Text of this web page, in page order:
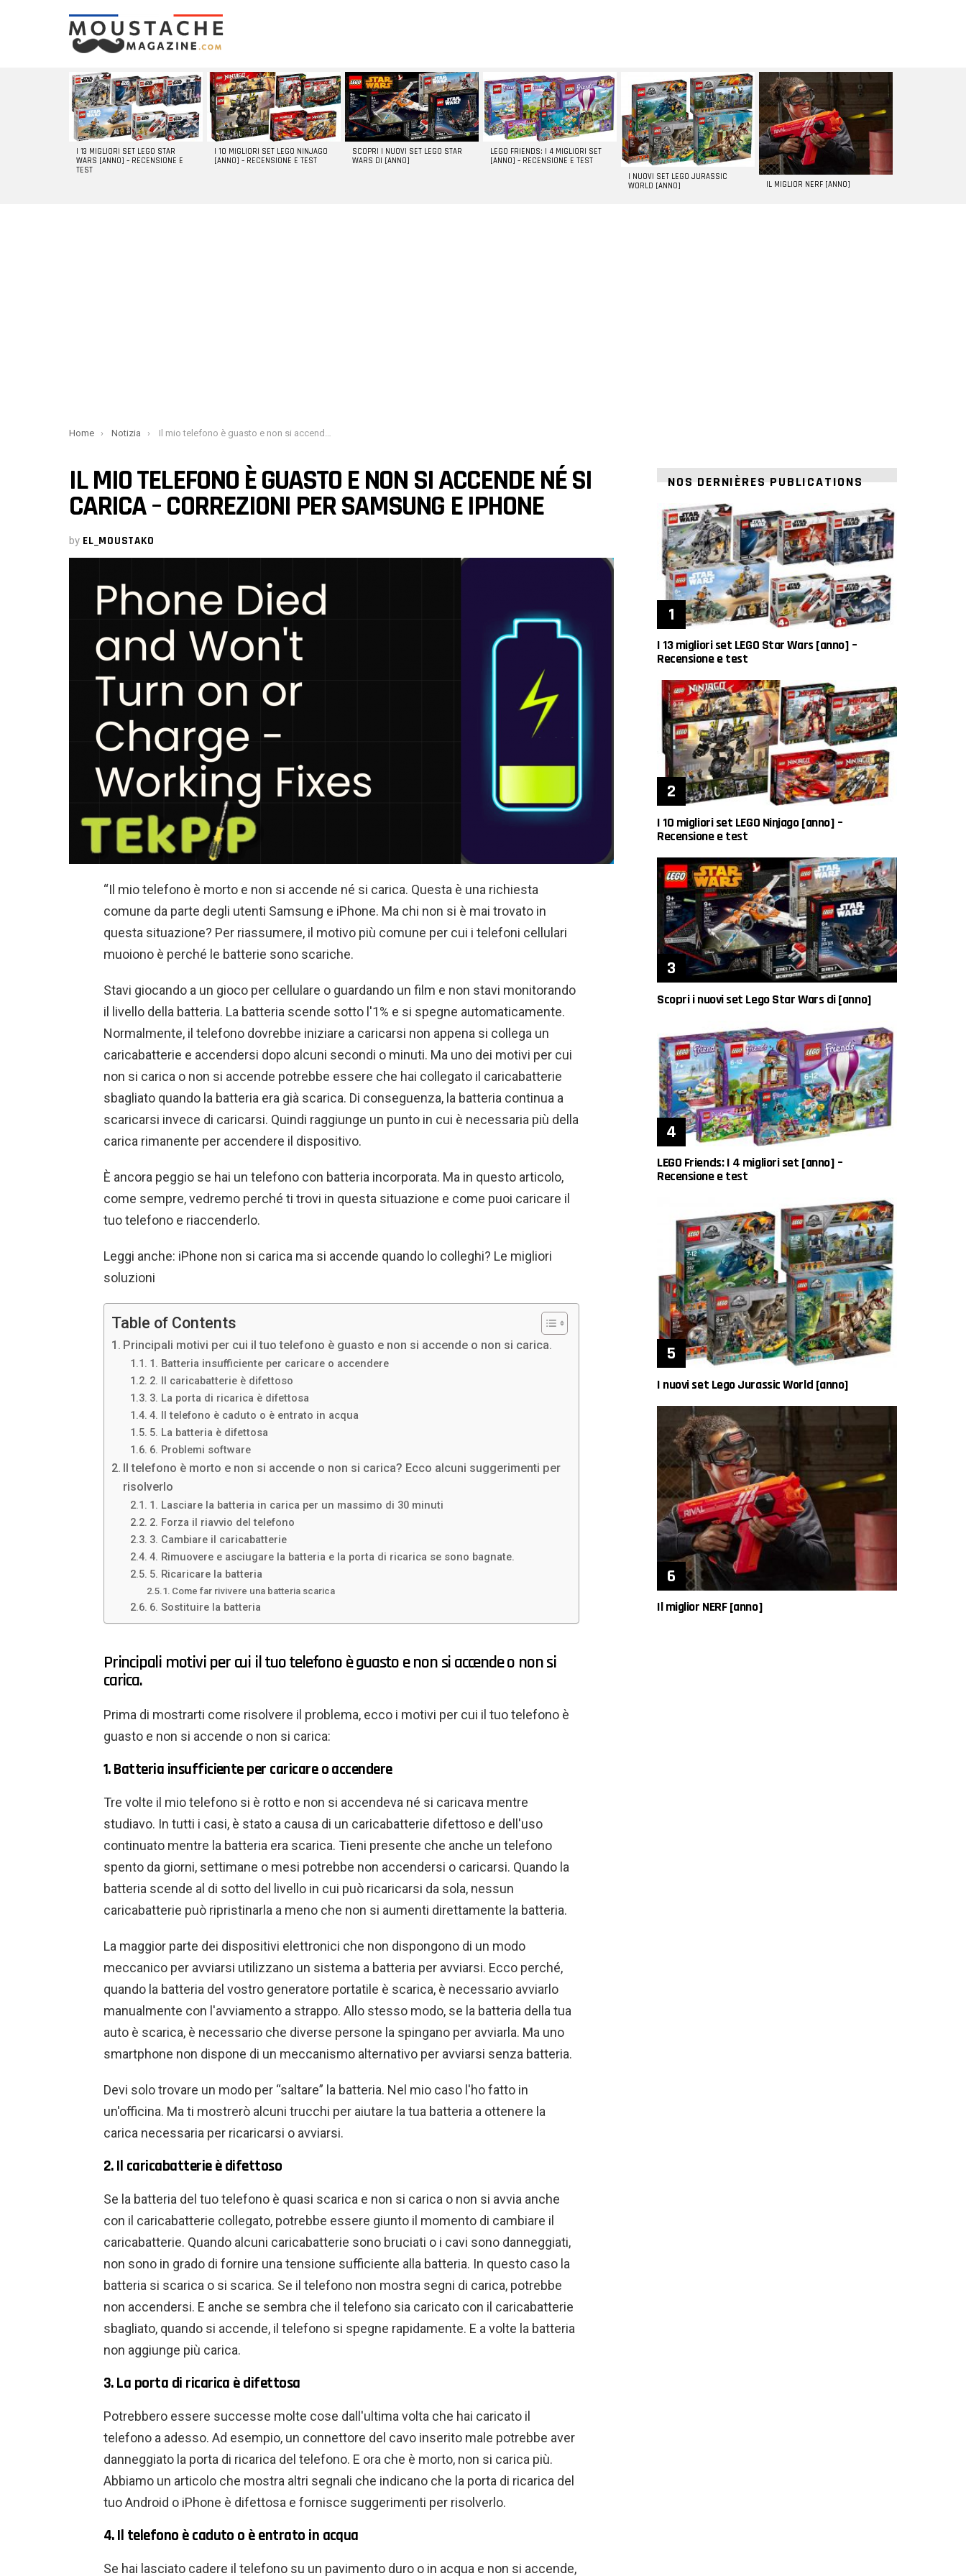
LATEST
STORIES
I 13 MIGLIORI SET LEGO STAR
WARS [ANNO] – RECENSIONE E
TEST
I 10 MIGLIORI SET LEGO NINJAGO
[ANNO] – RECENSIONE E TEST
SCOPRI I NUOVI SET LEGO STAR
WARS DI [ANNO]
LEGO FRIENDS: I 4 MIGLIORI SET
[ANNO] – RECENSIONE E TEST
I NUOVI SET LEGO JURASSIC
WORLD [ANNO]
IL MIGLIOR NERF [ANNO]
You are here:
Home Notizia Il mio telefono è guasto e non si accende né si carica – Correzioni per Samsung e iPhone
IL MIO TELEFONO È GUASTO E NON SI ACCENDE NÉ SI
CARICA – CORREZIONI PER SAMSUNG E IPHONE
by EL_MOUSTAKO
“Il mio telefono è morto e non si accende né si carica. Questa è una richiesta
comune da parte degli utenti Samsung e iPhone. Ma chi non si è mai trovato in
questa situazione? Per riassumere, il motivo più comune per cui i telefoni cellulari
muoiono è perché le batterie sono scariche.
Stavi giocando a un gioco per cellulare o guardando un film e non stavi monitorando
il livello della batteria. La batteria scende sotto l'1% e si spegne automaticamente.
Normalmente, il telefono dovrebbe iniziare a caricarsi non appena si collega un
caricabatterie e accendersi dopo alcuni secondi o minuti. Ma uno dei motivi per cui
non si carica o non si accende potrebbe essere che hai collegato il caricabatterie
sbagliato quando la batteria era già scarica. Di conseguenza, la batteria continua a
scaricarsi invece di caricarsi. Quindi raggiunge un punto in cui è necessaria più della
carica rimanente per accendere il dispositivo.
È ancora peggio se hai un telefono con batteria incorporata. Ma in questo articolo,
come sempre, vedremo perché ti trovi in ​​questa situazione e come puoi caricare il
tuo telefono e riaccenderlo.
Leggi anche: iPhone non si carica ma si accende quando lo colleghi? Le migliori
soluzioni
Table of Contents
Principali motivi per cui il tuo telefono è guasto e non si accende o non si carica.
1. Batteria insufficiente per caricare o accendere
2. Il caricabatterie è difettoso
3. La porta di ricarica è difettosa
4. Il telefono è caduto o è entrato in acqua
5. La batteria è difettosa
6. Problemi software
Il telefono è morto e non si accende o non si carica? Ecco alcuni suggerimenti per
risolverlo
1. Lasciare la batteria in carica per un massimo di 30 minuti
2. Forza il riavvio del telefono
3. Cambiare il caricabatterie
4. Rimuovere e asciugare la batteria e la porta di ricarica se sono bagnate.
5. Ricaricare la batteria
Come far rivivere una batteria scarica
6. Sostituire la batteria
Principali motivi per cui il tuo telefono è guasto e non si accende o non si
carica.
Prima di mostrarti come risolvere il problema, ecco i motivi per cui il tuo telefono è
guasto e non si accende o non si carica:
1. Batteria insufficiente per caricare o accendere
Tre volte il mio telefono si è rotto e non si accendeva né si caricava mentre
studiavo. In tutti i casi, è stato a causa di un caricabatterie difettoso e dell'uso
continuato mentre la batteria era scarica. Tieni presente che anche un telefono
spento da giorni, settimane o mesi potrebbe non accendersi o caricarsi. Quando la
batteria scende al di sotto del livello in cui può ricaricarsi da sola, nessun
caricabatterie può ripristinarla a meno che non si aumenti direttamente la batteria.
La maggior parte dei dispositivi elettronici che non dispongono di un modo
meccanico per avviarsi utilizzano un sistema a batteria per avviarsi. Ecco perché,
quando la batteria del vostro generatore portatile è scarica, è necessario avviarlo
manualmente con l'avviamento a strappo. Allo stesso modo, se la batteria della tua
auto è scarica, è necessario che diverse persone la spingano per avviarla. Ma uno
smartphone non dispone di un meccanismo alternativo per avviarsi senza batteria.
Devi solo trovare un modo per “saltare” la batteria. Nel mio caso l'ho fatto in
un'officina. Ma ti mostrerò alcuni trucchi per aiutare la tua batteria a ottenere la
carica necessaria per ricaricarsi o avviarsi.
2. Il caricabatterie è difettoso
Se la batteria del tuo telefono è quasi scarica e non si carica o non si avvia anche
con il caricabatterie collegato, potrebbe essere giunto il momento di cambiare il
caricabatterie. Quando alcuni caricabatterie sono bruciati o i cavi sono danneggiati,
non sono in grado di fornire una tensione sufficiente alla batteria. In questo caso la
batteria si scarica o si scarica. Se il telefono non mostra segni di carica, potrebbe
non accendersi. E anche se sembra che il telefono sia caricato con il caricabatterie
sbagliato, quando si accende, il telefono si spegne rapidamente. E a volte la batteria
non aggiunge più carica.
3. La porta di ricarica è difettosa
Potrebbero essere successe molte cose dall'ultima volta che hai caricato il
telefono a adesso. Ad esempio, un connettore del cavo inserito male potrebbe aver
danneggiato la porta di ricarica del telefono. E ora che è morto, non si carica più.
Abbiamo un articolo che mostra altri segnali che indicano che la porta di ricarica del
tuo Android o iPhone è difettosa e fornisce suggerimenti per risolverlo.
4. Il telefono è caduto o è entrato in acqua
Se hai lasciato cadere il telefono su un pavimento duro o in acqua e non si accende,
NOS DERNIÈRES PUBLICATIONS
I 13 migliori set LEGO Star Wars [anno] –
Recensione e test
I 10 migliori set LEGO Ninjago [anno] –
Recensione e test
Scopri i nuovi set Lego Star Wars di [anno]
LEGO Friends: I 4 migliori set [anno] –
Recensione e test
I nuovi set Lego Jurassic World [anno]
Il miglior NERF [anno]